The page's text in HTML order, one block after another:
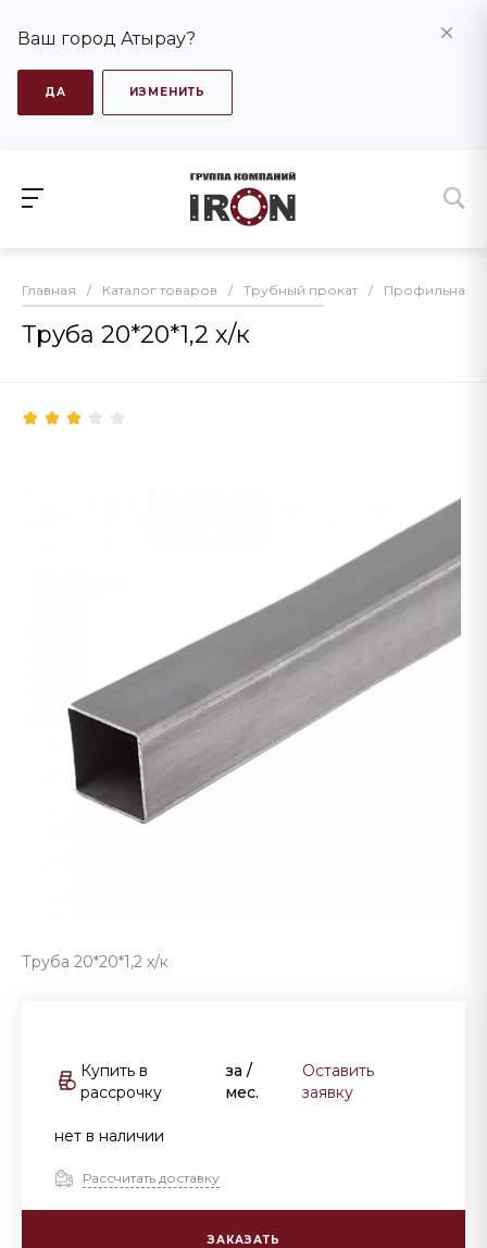
Ваш город Атырау?
ДА ИЗМЕНИТЬ
Главная / Каталог товаров / Трубный прокат / Профильная
Труба 20*20*1,2 х/к
Труба 20*20*1,2 х/к
Купить в
рассрочку
за/
мес.
Оставить
заявку
нет в наличии
Рассчитать доставку
ЗАКАЗАТЬ